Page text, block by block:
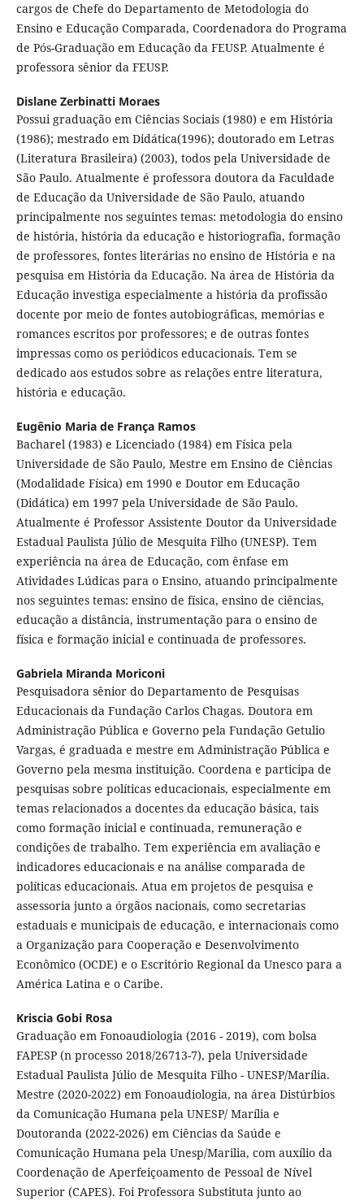
cargos de Chefe do Departamento de Metodologia do
Ensino e Educação Comparada, Coordenadora do Programa
de Pós-Graduação em Educação da FEUSP. Atualmente é
professora sênior da FEUSP.
Dislane Zerbinatti Moraes
Possui graduação em Ciências Sociais (1980) e em História
(1986); mestrado em Didática(1996); doutorado em Letras
(Literatura Brasileira) (2003), todos pela Universidade de
São Paulo. Atualmente é professora doutora da Faculdade
de Educação da Universidade de São Paulo, atuando
principalmente nos seguintes temas: metodologia do ensino
de história, história da educação e historiografia, formação
de professores, fontes literárias no ensino de História e na
pesquisa em História da Educação. Na área de História da
Educação investiga especialmente a história da profissão
docente por meio de fontes autobiográficas, memórias e
romances escritos por professores; e de outras fontes
impressas como os periódicos educacionais. Tem se
dedicado aos estudos sobre as relações entre literatura,
história e educação.
Eugênio Maria de França Ramos
Bacharel (1983) e Licenciado (1984) em Física pela
Universidade de São Paulo, Mestre em Ensino de Ciências
(Modalidade Física) em 1990 e Doutor em Educação
(Didática) em 1997 pela Universidade de São Paulo.
Atualmente é Professor Assistente Doutor da Universidade
Estadual Paulista Júlio de Mesquita Filho (UNESP). Tem
experiência na área de Educação, com ênfase em
Atividades Lúdicas para o Ensino, atuando principalmente
nos seguintes temas: ensino de física, ensino de ciências,
educação a distância, instrumentação para o ensino de
física e formação inicial e continuada de professores.
Gabriela Miranda Moriconi
Pesquisadora sênior do Departamento de Pesquisas
Educacionais da Fundação Carlos Chagas. Doutora em
Administração Pública e Governo pela Fundação Getulio
Vargas, é graduada e mestre em Administração Pública e
Governo pela mesma instituição. Coordena e participa de
pesquisas sobre políticas educacionais, especialmente em
temas relacionados a docentes da educação básica, tais
como formação inicial e continuada, remuneração e
condições de trabalho. Tem experiência em avaliação e
indicadores educacionais e na análise comparada de
políticas educacionais. Atua em projetos de pesquisa e
assessoria junto a órgãos nacionais, como secretarias
estaduais e municipais de educação, e internacionais como
a Organização para Cooperação e Desenvolvimento
Econômico (OCDE) e o Escritório Regional da Unesco para a
América Latina e o Caribe.
Kriscia Gobi Rosa
Graduação em Fonoaudiologia (2016 - 2019), com bolsa
FAPESP (n processo 2018/26713-7), pela Universidade
Estadual Paulista Júlio de Mesquita Filho - UNESP/Marília.
Mestre (2020-2022) em Fonoaudiologia, na área Distúrbios
da Comunicação Humana pela UNESP/ Marília e
Doutoranda (2022-2026) em Ciências da Saúde e
Comunicação Humana pela Unesp/Marilia, com auxílio da
Coordenação de Aperfeiçoamento de Pessoal de Nível
Superior (CAPES). Foi Professora Substituta junto ao